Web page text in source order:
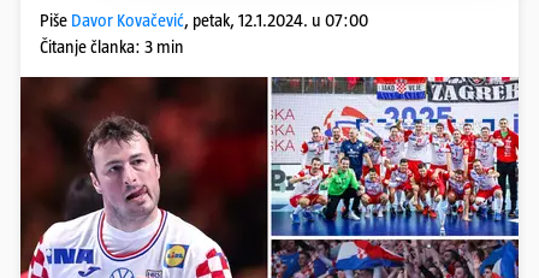
Piše Davor Kovačević, petak, 12.1.2024. u 07:00
Čitanje članka: 3 min